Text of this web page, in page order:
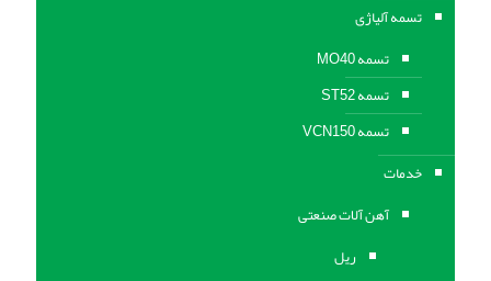
تسمه آلیاژی
تسمه MO40
تسمه ST52
تسمه VCN150
خدمات
آهن آلات صنعتی
ریل